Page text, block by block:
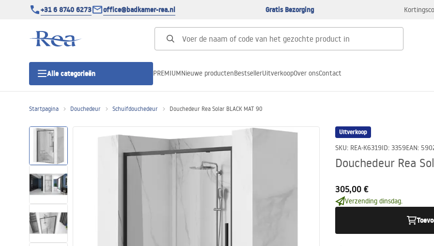
+31 6 8740 6273 office@badkamer-rea.nl Gratis Bezorging
Alle categorieën
Douchebakken
Lineaire Douchegoten
Toiletten
PREMIUMNieuwe productenBestsellerUitverkoopOver onsContact
Startpagina Douchedeur Schuifdouchedeur Douchedeur Rea Solar BLACK MAT 90
Uitverkoop
SKU: REA-K6319ID: 3359EAN:
Douchedeur Rea
305,00 €
Verzending dinsdag.